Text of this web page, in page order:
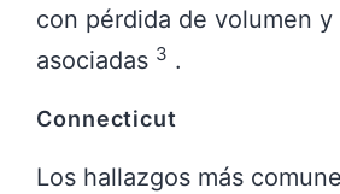
con pérdida de volumen
asociadas 3 .
Connecticut
Los hallazgos más